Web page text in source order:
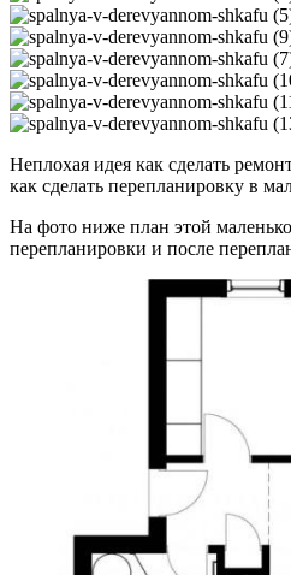
Неплохая идея как сделать
как сделать перепланировку в
На фото ниже план этой
перепланировки и после